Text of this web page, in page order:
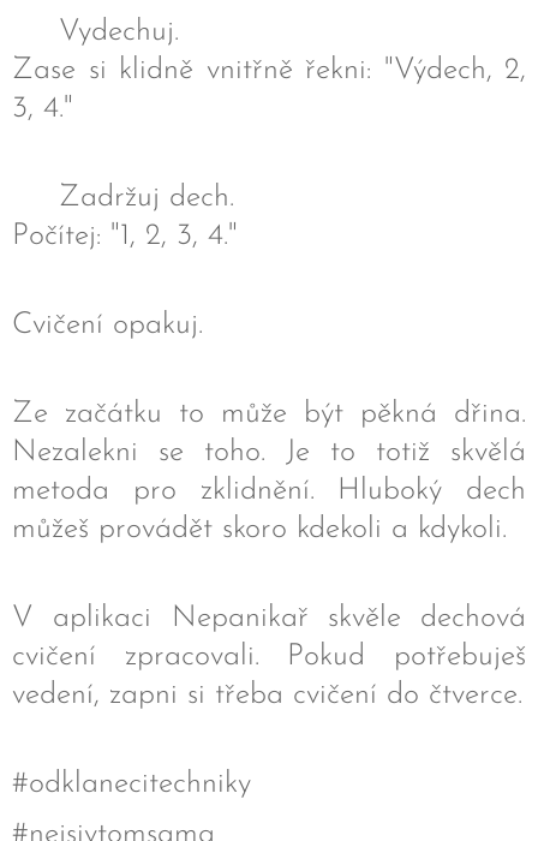
❤️ Vydechuj.
Zase si klidně vnitřně řekni: "Výdech, 2,
3, 4."
❤️ Zadržuj dech.
Počítej: "1, 2, 3, 4."
Cvičení opakuj.
Ze začátku to může být pěkná dřina.
Nezalekni se toho. Je to totiž skvělá
metoda pro zklidnění. Hluboký dech
můžeš provádět skoro kdekoli a kdykoli.
V aplikaci Nepanikař skvěle dechová
cvičení zpracovali. Pokud potřebuješ
vedení, zapni si třeba cvičení do čtverce.
#odklanecitechniky
#nejsivtomsama